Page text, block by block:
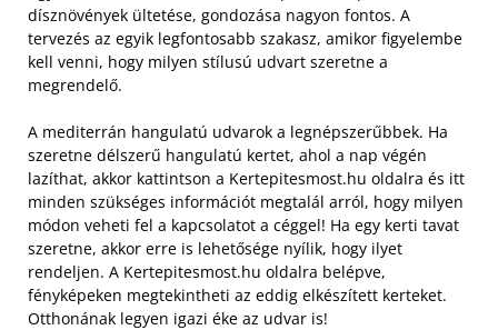
dísznövények ültetése, gondozása nagyon fontos. A
tervezés az egyik legfontosabb szakasz, amikor figyelembe
kell venni, hogy milyen stílusú udvart szeretne a
megrendelő.
A mediterrán hangulatú udvarok a legnépszerűbbek. Ha
szeretne délszerű hangulatú kertet, ahol a nap végén
lazíthat, akkor kattintson a Kertepitesmost.hu oldalra és itt
minden szükséges információt megtalál arról, hogy milyen
módon veheti fel a kapcsolatot a céggel! Ha egy kerti tavat
szeretne, akkor erre is lehetősége nyílik, hogy ilyet
rendeljen. A Kertepitesmost.hu oldalra belépve,
fényképeken megtekintheti az eddig elkészített kerteket.
Otthonának legyen igazi éke az udvar is!